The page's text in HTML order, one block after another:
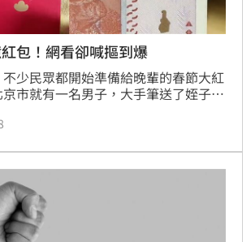
包！網看卻喊摳到爆
少民眾都開始準備給晚輩的春節大紅
市就有一名男子，大手筆送了姪子、
0.5人民幣（新台幣2元），讓許多網